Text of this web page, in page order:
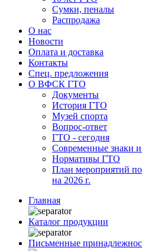
Сумки, пеналы
Распродажа
О нас
Новости
Оплата и доставка
Контакты
Спец. предложения
О ВФСК ГТО
Документы
История ГТО
Музей спорта
Вопрос-ответ
ГТО - сегодня
Современные знаки и
Нормативы ГТО
План мероприятий
на 2026 г.
Главная
Каталог продукции
Письменные